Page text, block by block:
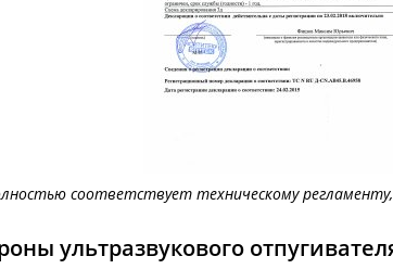
соответствует техническому
ультразвукового